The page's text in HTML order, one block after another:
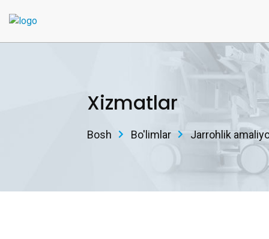
Xizmatlar
Bosh Bo'limlar Jarrohlik